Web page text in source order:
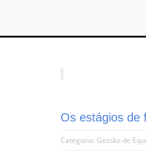
Os estágios de
Categoria: Gestão de